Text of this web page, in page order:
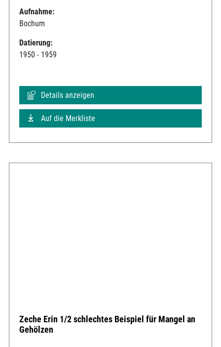
Aufnahme:
Bochum
Datierung:
1950 - 1959
Details anzeigen
Auf die Merkliste
Zeche Erin 1/2 schlechtes Beispiel für Mangel an
Gehölzen